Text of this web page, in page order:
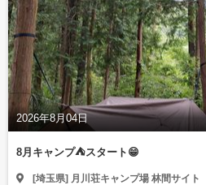
2026年8月04日
8月キャンプ⛺️スタート😁
[埼玉県] 月川荘キャンプ場 林間サイト